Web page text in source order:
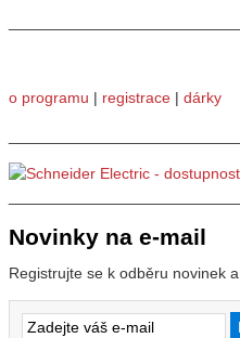
o programu | registrace | dárky
Novinky na e-mail
Registrujte se k odběru novinek